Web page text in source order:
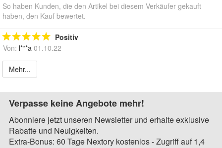
So haben Kunden, die den Artikel bei diesem Verkäufer gekauft
haben, den Kauf bewertet.
Positiv
Von: l***a 01.10.22
Mehr...
Verpasse keine Angebote mehr!
Abonniere jetzt unseren Newsletter und erhalte exklusive
Rabatte und Neuigkeiten.
Extra-Bonus: 60 Tage Nextory kostenlos - Zugriff auf 1,4